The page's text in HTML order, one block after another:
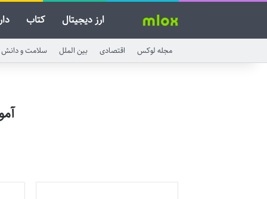
ارز دیجیتال کتاب
مجله لوکس اقتصادی بین الملل سلامت و دانش